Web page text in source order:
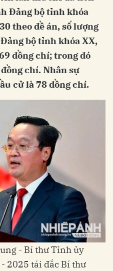
Đảng bộ tỉnh khóa
theo đề án, số lượng
bộ tỉnh khóa XX,
đồng chí; trong đó
chí. Nhân sự
cử là 78 đồng chí.
- Bí thư Tỉnh ủy
2025 tái đắc Bí thư